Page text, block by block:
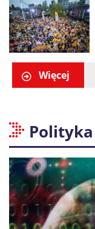
Więcej
Polityka